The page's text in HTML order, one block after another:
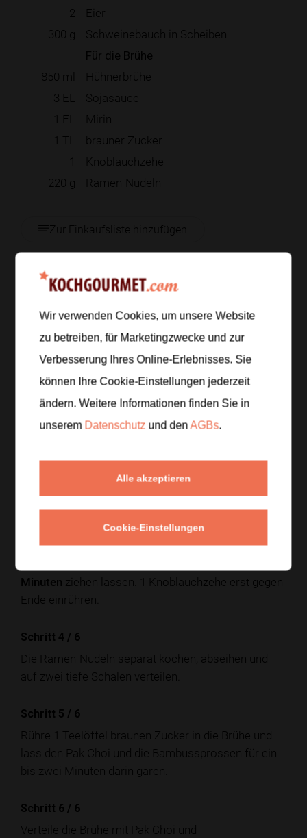
2
Eier
300 g Schweinebauch in Scheiben
Für die Brühe
850 ml
Hühnerbrühe
3 EL
Sojasauce
1 EL
Mirin
1 TL
brauner Zucker
1
Knoblauchzehe
220 g Ramen-Nudeln
Zur Einkaufsliste hinzufügen
Schritt 1/6
Halbiere 90 Gramm Pak Choi, schneide die
Frühlingszwiebeln in Ringe, koche 2 Eier
wachsweich und halte 70 Gramm Bambussprossen
griffbereit.
langsam knusprig oder kräftig anbraten.
Für die Brühe 850 ml Hühnerbrühe, 3 EL Sojasauce,
Minuten ziehen lassen. 1 Knoblauchzehe erst gegen
Ende einrühren.
Schritt 4 / 6
Die Ramen-Nudeln separat kochen, abseihen und
auf zwei tiefe Schalen verteilen.
Schritt 5 / 6
Rühre 1 Teelöffel braunen Zucker in die Brühe und
lass den Pak Choi und die Bambussprossen für ein
bis zwei Minuten darin garen.
Schritt 6 / 6
Verteile die Brühe mit Pak Choi und
Wir verwenden Cookies, um unsere Website
zu betreiben, für Marketingzwecke und zur
Verbesserung Ihres Online-Erlebnisses. Sie
können Ihre Cookie-Einstellungen jederzeit
ändern. Weitere Informationen finden Sie in
unserem Datenschutz und denAGBs.
Alle akzeptieren
Cookie-Einstellungen